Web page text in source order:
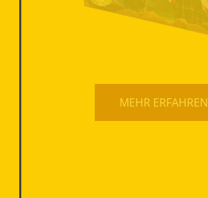
MEHR ERFAHREN